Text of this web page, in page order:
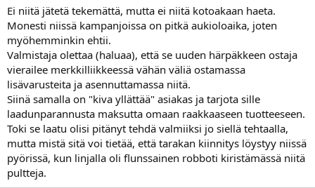
Ei niitä jätetä tekemättä, mutta ei niitä kotoakaan haeta.
Monesti niissä kampanjoissa on pitkä aukioloaika, joten
myöhemminkin ehtii.
Valmistaja olettaa (haluaa), että se uuden härpäkkeen ostaja
vierailee merkkilliikkeessä vähän väliä ostamassa
lisävarusteita ja asennuttamassa niitä.
Siinä samalla on "kiva yllättää" asiakas ja tarjota sille
laadunparannusta maksutta omaan raakkaaseen tuotteeseen.
Toki se laatu olisi pitänyt tehdä valmiiksi jo siellä tehtaalla,
mutta mistä sitä voi tietää, että tarakan kiinnitys löystyy niissä
pyörissä, kun linjalla oli flunssainen robboti kiristämässä niitä
pultteja.